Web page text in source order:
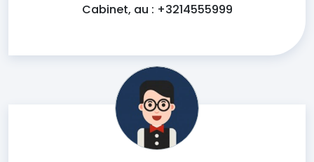
Cabinet, au : +3214555999